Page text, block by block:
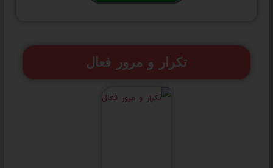
تکرار و مرور فعال